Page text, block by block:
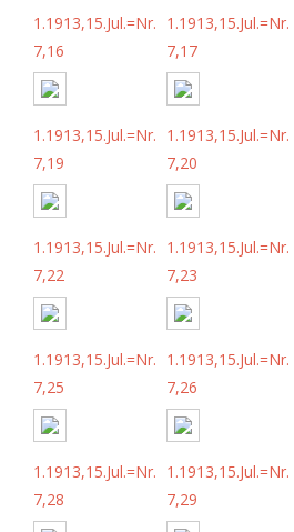
1.1913,15.Jul.=Nr.
7,16
1.1913,15.Jul.=Nr.
7,17
1.1913,15.Jul.=Nr.
7,19
1.1913,15.Jul.=Nr.
7,20
1.1913,15.Jul.=Nr.
7,22
1.1913,15.Jul.=Nr.
7,23
1.1913,15.Jul.=Nr.
7,25
1.1913,15.Jul.=Nr.
7,26
1.1913,15.Jul.=Nr.
7,28
1.1913,15.Jul.=Nr.
7,29